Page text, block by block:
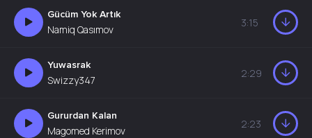
Gücüm Yok Artık
Namiq Qasımov
3:15
Yuwasrak
Swizzy347
2:29
Gururdan Kalan
Magomed Kerimov
2:23